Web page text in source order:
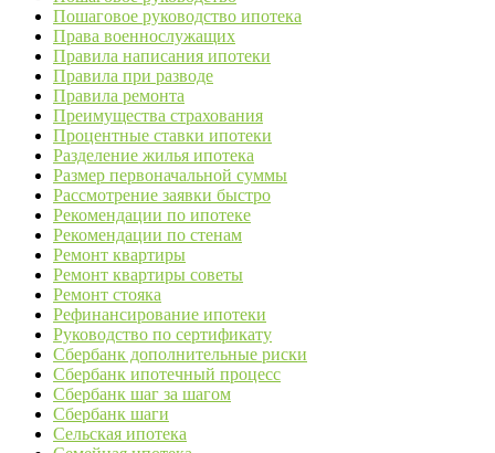
Пошаговое руководство ипотека
Права военнослужащих
Правила написания ипотеки
Правила при разводе
Правила ремонта
Преимущества страхования
Процентные ставки ипотеки
Разделение жилья ипотека
Размер первоначальной суммы
Рассмотрение заявки быстро
Рекомендации по ипотеке
Рекомендации по стенам
Ремонт квартиры
Ремонт квартиры советы
Ремонт стояка
Рефинансирование ипотеки
Руководство по сертификату
Сбербанк дополнительные риски
Сбербанк ипотечный процесс
Сбербанк шаг за шагом
Сбербанк шаги
Сельская ипотека